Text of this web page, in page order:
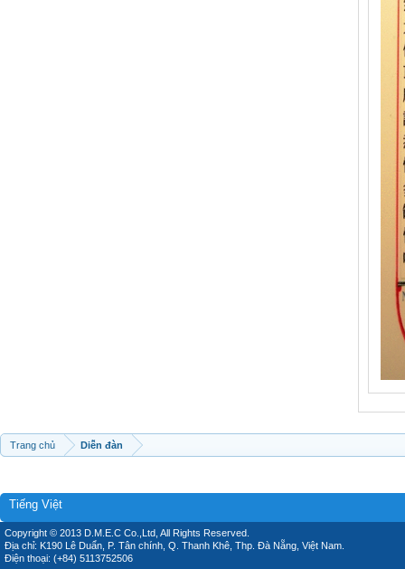
Trang chủ Diễn đàn
Tiếng Việt
Copyright © 2013 D.M.E.C Co.,Ltd, All Rights Reserved.
Địa chỉ: K190 Lê Duẩn, P. Tân chính, Q. Thanh Khê, Thp. Đà Nẵng, Việt Nam.
Điện thoại: (+84) 5113752506